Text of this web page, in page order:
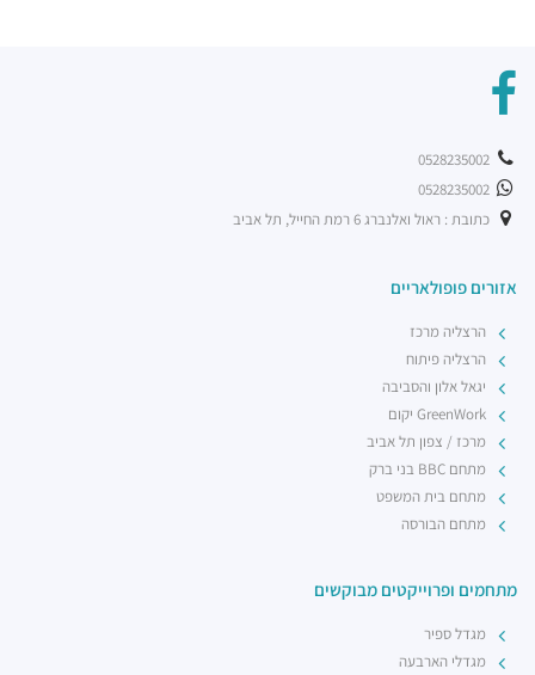
מתחמים ופרוייקטים מבוקשים
מגדל ספיר
מגדלי הארבעה
אזורים פופולאריים
הרצליה מרכז
הרצליה פיתוח
יגאל אלון והסביבה
GreenWork יקום
מרכז / צפון תל אביב
מתחם BBC בני ברק
מתחם בית המשפט
מתחם הבורסה
כתובת : ראול ואלנברג 6 רמת החייל, תל אביב